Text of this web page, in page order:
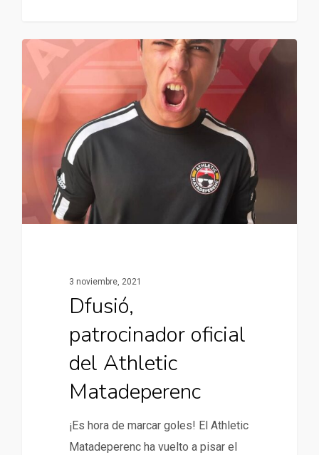
3 noviembre, 2021
Dfusió,
patrocinador oficial
del Athletic
Matadeperenc
¡Es hora de marcar goles! El Athletic
Matadeperenc ha vuelto a pisar el